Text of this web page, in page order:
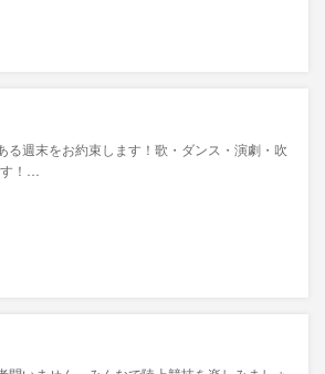
る週末をお約束します！歌・ダンス・演劇・吹
！…